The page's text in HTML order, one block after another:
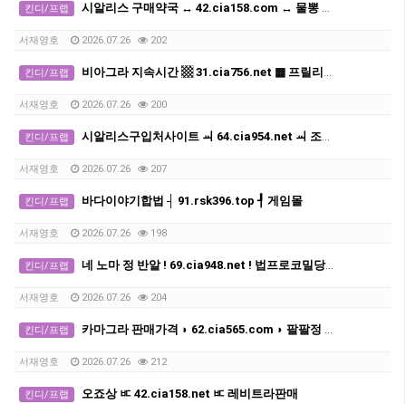
킨디/프랩 시알리스 구매약국 ↔ 42.cia158.com ↔ 물뽕 구입하는곳
서재영호 2026.07.26 202
킨디/프랩 비아그라 지속시간 ▩ 31.cia756.net ▩ 프릴리지약국
서재영호 2026.07.26 200
킨디/프랩 시알리스구입처사이트 ㆉ 64.cia954.net ㆉ 조루방지제 지속시간
서재영호 2026.07.26 207
킨디/프랩 바다이야기합법 ┤ 91.rsk396.top ┦ 게임몰
서재영호 2026.07.26 198
킨디/프랩 네 노마 정 반알 ! 69.cia948.net ! 법프로코밀당일배송
서재영호 2026.07.26 204
킨디/프랩 카마그라 판매가격 ◗ 62.cia565.com ◗ 팔팔정 구매
서재영호 2026.07.26 212
킨디/프랩 오죠상 ㅳ 42.cia158.net ㅳ 레비트라판매